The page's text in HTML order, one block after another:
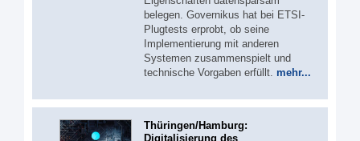
belegen. Governikus hat bei ETSI-
Plugtests erprobt, ob seine
Implementierung mit anderen
Systemen zusammenspielt und
technische Vorgaben erfüllt. mehr...
Thüringen/Hamburg:
Digitalisierung des